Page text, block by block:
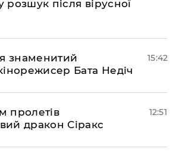
після вірусної
знаменитий
Бата Недіч
15:42
пролетів
дракон Сіракс
12:51